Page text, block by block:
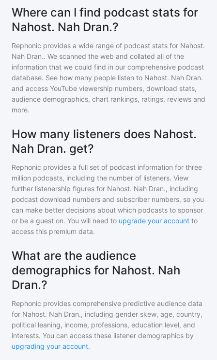
Where can I find podcast stats for
Nahost. Nah Dran.?
Rephonic provides a wide range of podcast stats for Nahost.
Nah Dran.. We scanned the web and collated all of the
information that we could find in our comprehensive podcast
database. See how many people listen to Nahost. Nah Dran.
and access YouTube viewership numbers, download stats,
audience demographics, chart rankings, ratings, reviews and
more.
How many listeners does Nahost.
Nah Dran. get?
Rephonic provides a full set of podcast information for three
million podcasts, including the number of listeners. View
further listenership figures for Nahost. Nah Dran., including
podcast download numbers and subscriber numbers, so you
can make better decisions about which podcasts to sponsor
or be a guest on. You will need to upgrade your account to
access this premium data.
What are the audience
demographics for Nahost. Nah
Dran.?
Rephonic provides comprehensive predictive audience data
for Nahost. Nah Dran., including gender skew, age, country,
political leaning, income, professions, education level, and
interests. You can access these listener demographics by
upgrading your account.